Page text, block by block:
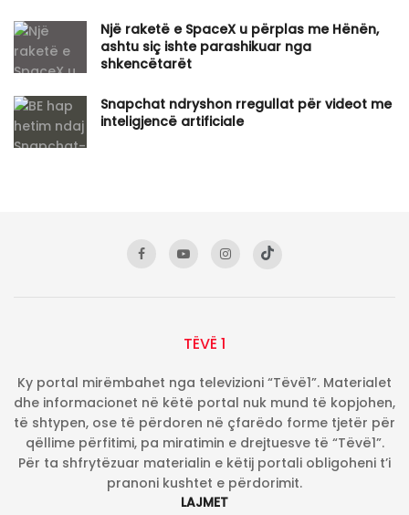
Një raketë e SpaceX u përplas me Hënën,
ashtu siç ishte parashikuar nga
shkencëtarët
Snapchat ndryshon rregullat për videot me
inteligjencë artificiale
TËVË 1
Ky portal mirëmbahet nga televizioni “Tëvë1”. Materialet
dhe informacionet në këtë portal nuk mund të kopjohen,
të shtypen, ose të përdoren në çfarëdo forme tjetër për
qëllime përfitimi, pa miratimin e drejtuesve të “Tëvë1”.
Për ta shfrytëzuar materialin e këtij portali obligoheni t’i
pranoni kushtet e përdorimit.
LAJMET